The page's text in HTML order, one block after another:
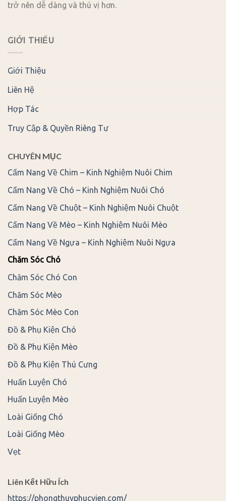
trở nên dễ dàng và thú vị hơn.
GIỚI THIẾU
Giới Thiệu
Liên Hệ
Hợp Tác
Truy Cập & Quyền Riêng Tư
CHUYÊN MỤC
Cẩm Nang Về Chim – Kinh Nghiệm Nuôi Chim
Cẩm Nang Về Chó – Kinh Nghiệm Nuôi Chó
Cẩm Nang Về Chuột – Kinh Nghiệm Nuôi Chuột
Cẩm Nang Về Mèo – Kinh Nghiệm Nuôi Mèo
Cẩm Nang Về Ngựa – Kinh Nghiệm Nuôi Ngựa
Chăm Sóc Chó
Chăm Sóc Chó Con
Chăm Sóc Mèo
Chăm Sóc Mèo Con
Đồ & Phụ Kiện Chó
Đồ & Phụ Kiện Mèo
Đồ & Phụ Kiện Thú Cưng
Huấn Luyện Chó
Huấn Luyện Mèo
Loài Giống Chó
Loài Giống Mèo
Vẹt
Liên Kết Hữu Ích
https://phongthuyphucvien.com/